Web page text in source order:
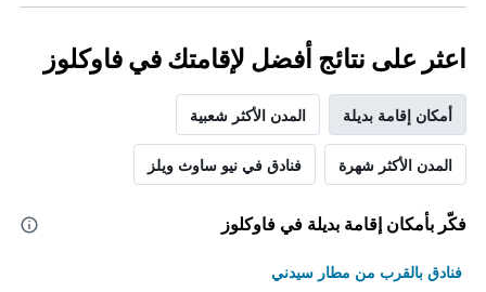
اعثر على نتائج أفضل لإقامتك في فاوكلوز
أمكان إقامة بديلة المدن الأكثر شعبية
المدن الأكثر شهرة فنادق في نيو ساوث ويلز
فكّر بأمكان إقامة بديلة في فاوكلوز
فنادق بالقرب من مطار سيدني